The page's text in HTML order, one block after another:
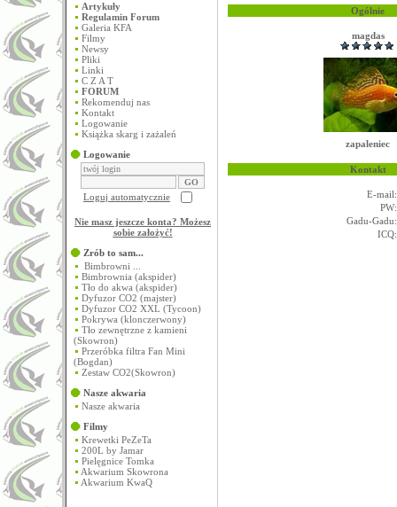
Artykuły
Regulamin Forum
Galeria KFA
Filmy
Newsy
Pliki
Linki
C Z A T
FORUM
Rekomenduj nas
Kontakt
Logowanie
Książka skarg i zażaleń
Logowanie
Loguj automatycznie
Nie masz jeszcze konta? Możesz
sobie założyć!
Zrób to sam...
Bimbrowni ...
Bimbrownia (akspider)
Tło do akwa (akspider)
Dyfuzor CO2 (majster)
Dyfuzor CO2 XXL (Tycoon)
Pokrywa (klonczerwony)
Tło zewnętrzne z kamieni
(Skowron)
Przeróbka filtra Fan Mini
(Bogdan)
Zestaw CO2(Skowron)
Nasze akwaria
Nasze akwaria
Filmy
Krewetki PeZeTa
200L by Jamar
Pielęgnice Tomka
Akwarium Skowrona
Akwarium KwaQ
Ogólnie
magdas
zapaleniec
Kontakt
E-mail:
PW:
Gadu-Gadu:
ICQ: